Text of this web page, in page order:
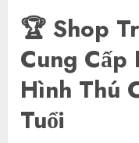
🏆 Shop
Cung Cấp
Hình Thú
Tuổi